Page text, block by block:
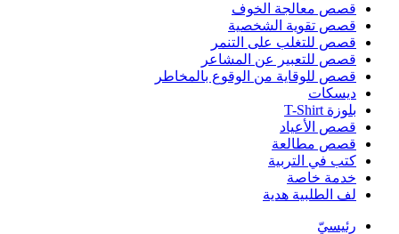
قصص معالجة الخوف
قصص تقوية الشخصية
قصص للتغلب على التنمر
قصص للتعبير عن المشاعر
قصص للوقاية من الوقوع بالمخاطر
ديسكات
بلوزة T-Shirt
قصص الأعياد
قصص مطالعة
كتب في التربية
خدمة خاصة
لف الطلبية هدية
رئيسيّ